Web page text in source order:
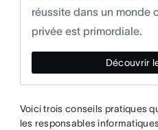
réussite dans un monde
privée est primordiale.
Découvrir
Voici trois conseils pratiques
les responsables